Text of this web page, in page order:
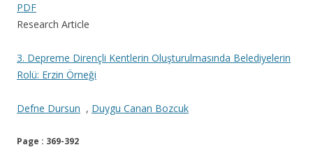
PDF
Research Article
3. Depreme Dirençli Kentlerin Oluşturulmasında Belediyelerin
Rolü: Erzin Örneği
Defne Dursun , Duygu Canan Bozcuk
Page : 369-392